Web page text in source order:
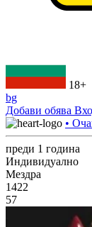
18+
bg
Добави обява
•
преди 1 година
Индивидуално
Мездра
1422
57